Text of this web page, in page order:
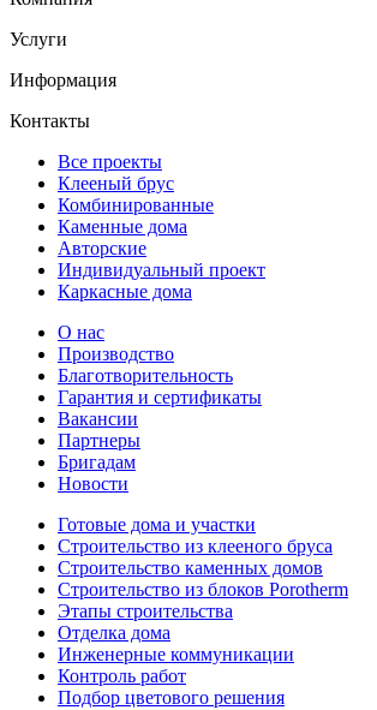
Услуги
Информация
Контакты
Все проекты
Клееный брус
Комбинированные
Каменные дома
Авторские
Индивидуальный проект
Каркасные дома
О нас
Производство
Благотворительность
Гарантия и сертификаты
Вакансии
Партнеры
Бригадам
Новости
Готовые дома и участки
Строительство из клееного бруса
Строительство каменных домов
Строительство из блоков Porotherm
Этапы строительства
Отделка дома
Инженерные коммуникации
Контроль работ
Подбор цветового решения